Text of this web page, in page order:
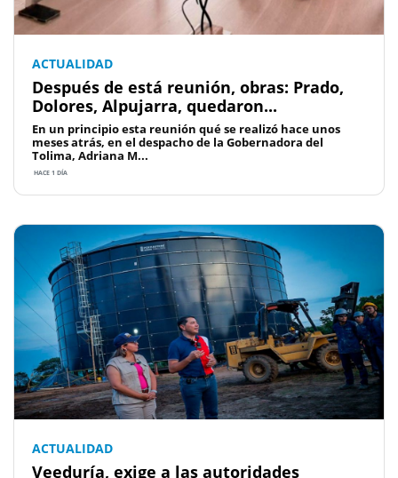
ACTUALIDAD
Después de está reunión, obras: Prado,
Dolores, Alpujarra, quedaron...
En un principio esta reunión qué se realizó hace unos
meses atrás, en el despacho de la Gobernadora del
Tolima, Adriana M...
HACE 1 DÍA
ACTUALIDAD
Veeduría, exige a las autoridades